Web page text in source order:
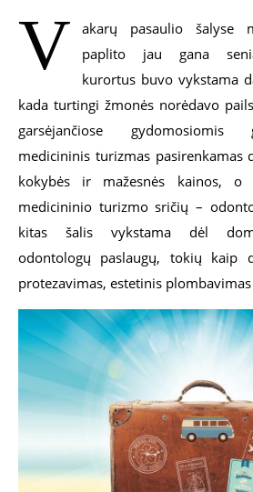
V
akarų pasaulio šalyse
paplito jau gana
kurortus buvo vykstama
kada turtingi žmonės norėdavo
garsėjančiose gydomosiomis
medicininis turizmas pasirenkamas
kokybės ir mažesnės kainos, o
medicininio turizmo sričių –
kitas šalis vykstama dėl
odontologų paslaugų, tokių kaip
protezavimas, estetinis